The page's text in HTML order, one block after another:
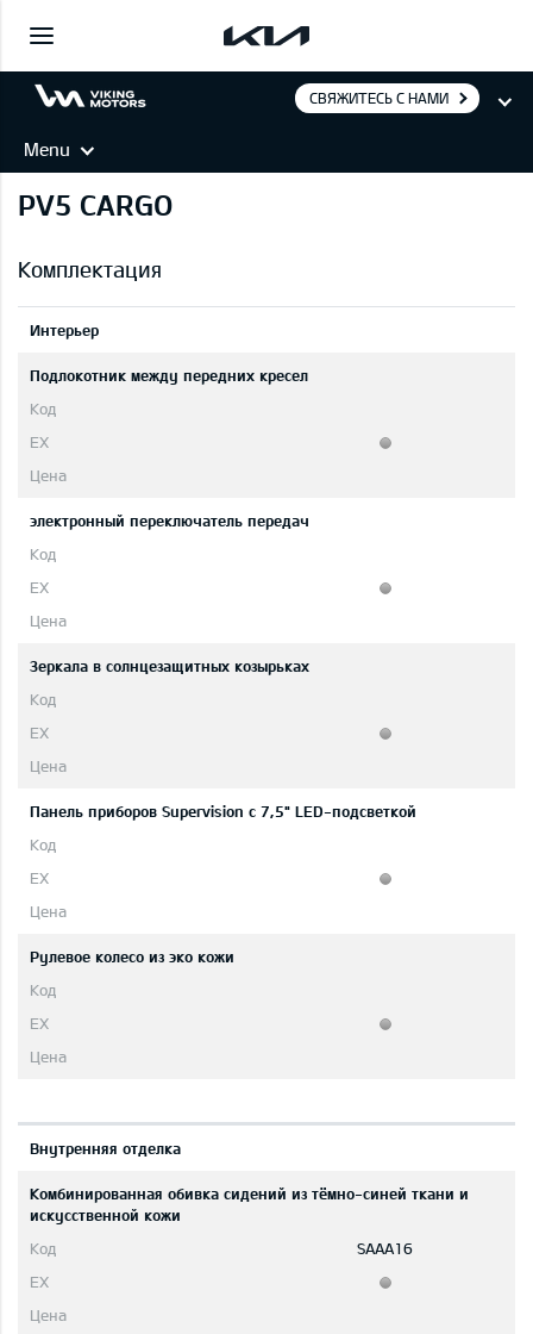
СВЯЖИТЕСЬ С НАМИ
Menu
PV5 CARGO
Комплектация
Интерьер
Подлокотник между передних кресел
электронный переключатель передач
Зеркала в солнцезащитных козырьках
Панель приборов Supervision c 7,5" LED-подсветкой
Рулевое колесо из эко кожи
Bнутренняя отделка
Комбинированная обивка сидений из тёмно-синей ткани и
искусственной кожи
SAAA16